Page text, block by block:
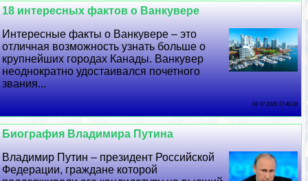
18 интересных фактов о Ванкувере
Интересные факты о Ванкувере – это
отличная возможность узнать больше о
крупнейших городах Канады. Ванкувер
неоднократно удостаивался почетного
звания...
04 07 2026 17:40:28
Биография Владимира Путина
Владимир Путин – президент Российской
Федерации, граждане которой